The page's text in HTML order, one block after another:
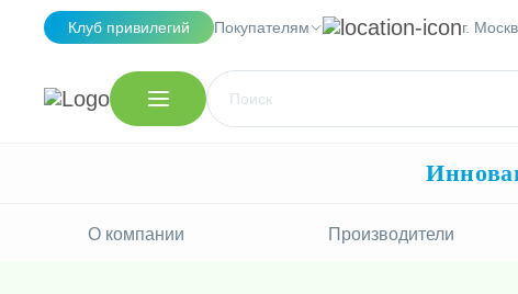
Клуб привилегий Покупателям г.
О компании Производители